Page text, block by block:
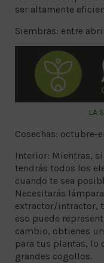
ser altamente
Siembras: entre
LA
Cosechas: octubre-
Interior: Mientras,
tendrás todos los
cuando te sea
Necesitarás
extractor/intractor,
eso puede
cambio, obtienes
para tus plantas, lo
grandes cogollos.